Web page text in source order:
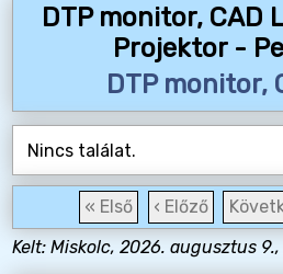
DTP monitor, CAD
Projektor -
DTP monitor,
Nincs találat.
« Első ‹ Előző
Kelt: Miskolc, 2026. augusztus